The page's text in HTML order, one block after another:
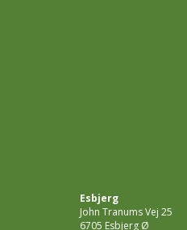
Esbjerg
John Tranums Vej 25
6705 Esbjerg Ø